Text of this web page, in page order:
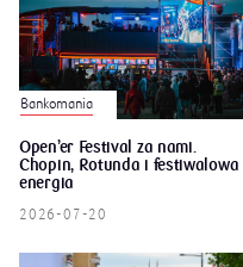
Bankomania
Open’er Festival za nami.
Chopin, Rotunda i festiwalowa
energia
2026-07-20